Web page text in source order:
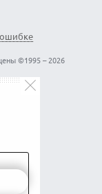
©1995 – 2026